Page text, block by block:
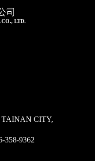
司
CO., LTD.
TAINAN CITY,
358-9362